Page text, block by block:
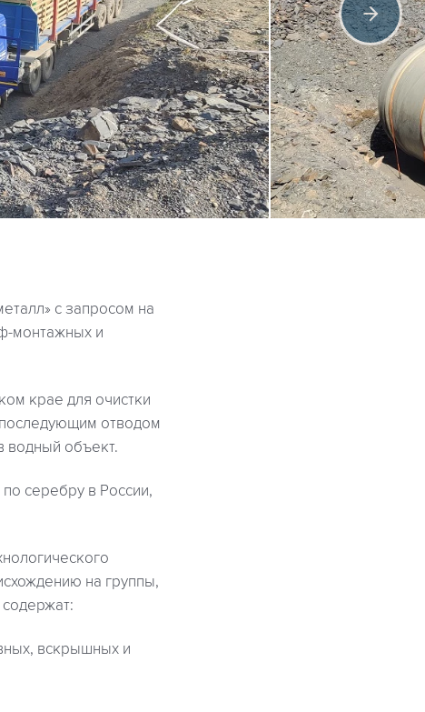
с запросом на
монтажных и
крае для очистки
отводом
водный объект.
серебру в России,
на группы,
вскрышных и